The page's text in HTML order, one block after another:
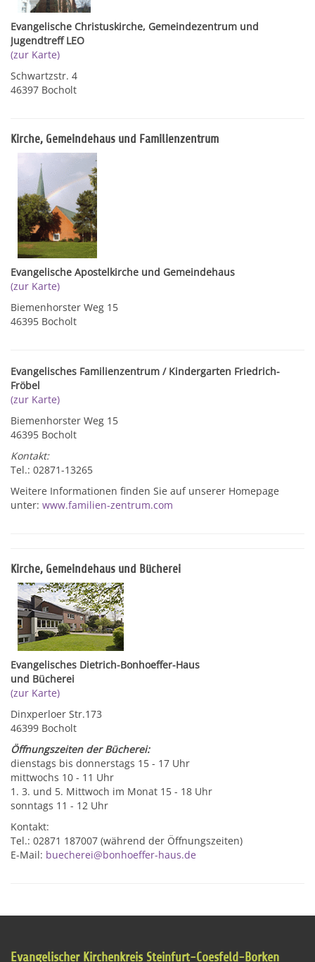
Evangelische Christuskirche, Gemeindezentrum und
Jugendtreff LEO
(zur Karte)
Schwartzstr. 4
46397 Bocholt
Kirche, Gemeindehaus und Familienzentrum
Evangelische Apostelkirche und Gemeindehaus
(zur Karte)
Biemenhorster Weg 15
46395 Bocholt
Evangelisches Familienzentrum / Kindergarten Friedrich-
Fröbel
(zur Karte)
Biemenhorster Weg 15
46395 Bocholt
Kontakt:
Tel.: 02871-13265
Weitere Informationen finden Sie auf unserer Homepage
unter: www.familien-zentrum.com
Kirche, Gemeindehaus und Bücherei
Evangelisches Dietrich-Bonhoeffer-Haus
und Bücherei
(zur Karte)
Dinxperloer Str.173
46399 Bocholt
Öffnungszeiten der Bücherei:
dienstags bis donnerstags 15 - 17 Uhr
mittwochs 10 - 11 Uhr
1. 3. und 5. Mittwoch im Monat 15 - 18 Uhr
sonntags 11 - 12 Uhr
Kontakt:
Tel.: 02871 187007 (während der Öffnungszeiten)
E-Mail: buecherei@bonhoeffer-haus.de
Evangelischer Kirchenkreis Steinfurt-Coesfeld-Borken